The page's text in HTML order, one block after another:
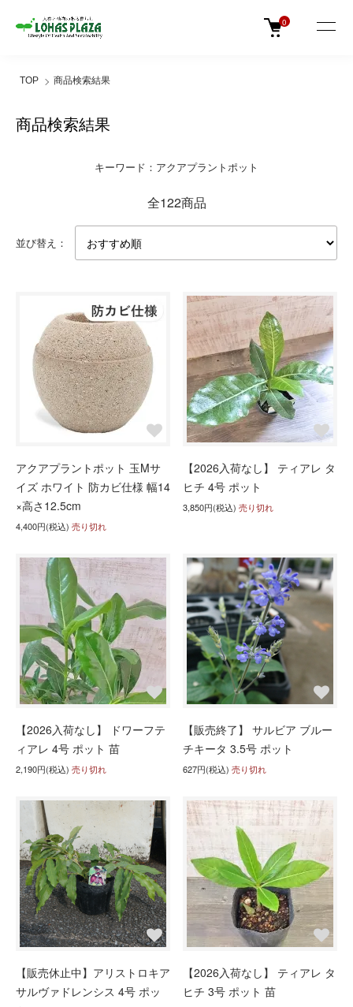
0
TOP 商品検索結果
商品検索結果
キーワード：アクアプラントポット
全122商品
並び替え：
アクアプラントポット 玉Mサ
イズ ホワイト 防カビ仕様 幅14
×高さ12.5cm
4,400円(税込) 売り切れ
【2026入荷なし】 ティアレ タ
ヒチ 4号 ポット
3,850円(税込) 売り切れ
【2026入荷なし】 ドワーフテ
ィアレ 4号 ポット 苗
2,190円(税込) 売り切れ
【販売終了】 サルビア ブルー
チキータ 3.5号 ポット
627円(税込) 売り切れ
【販売休止中】アリストロキア
サルヴァドレンシス 4号 ポッ
【2026入荷なし】 ティアレ タ
ヒチ 3号 ポット 苗